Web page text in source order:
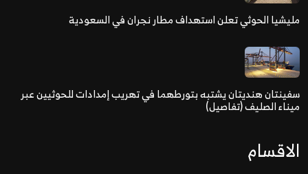
مليشيا الحوثي تعلن استهداف مطار نجران في السعودية
سفينتان هنديتان يشتبه بتورطهما في تهريب إمدادات للحوثيين عبر
ميناء الصليف (تفاصيل)
الاقسام